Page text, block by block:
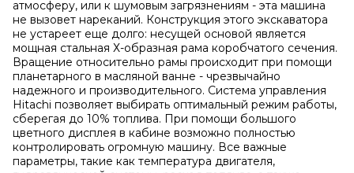
атмосферу, или к шумовым загрязнениям - эта машина
не вызовет нареканий. Конструкция этого экскаватора
не устареет еще долго: несущей основой является
мощная стальная Х-образная рама коробчатого сечения.
Вращение относительно рамы происходит при помощи
планетарного в масляной ванне - чрезвычайно
надежного и производительного. Система управления
Hitachi позволяет выбирать оптимальный режим работы,
сберегая до 10% топлива. При помощи большого
цветного дисплея в кабине возможно полностью
контролировать огромную машину. Все важные
параметры, такие как температура двигателя,